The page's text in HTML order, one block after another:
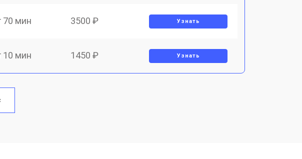
70 мин 3500 ₽ Узнать
10 мин 1450 ₽ Узнать
40 мин